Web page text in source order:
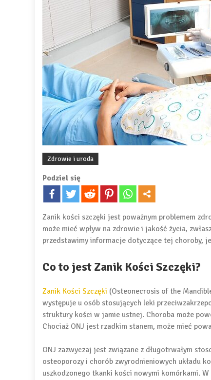
Zdrowie i uroda
Podziel się
Zanik kości szczęki jest poważnym problemem
może mieć wpływ na zdrowie i jakość życia,
przedstawimy informacje dotyczące tej choroby,
Co to jest Zanik Kości Szczęki?
Zanik Kości Szczęki (Osteonecrosis of the
występuje u osób stosujących leki
struktury kości w jamie ustnej. Choroba może
Chociaż ONJ jest rzadkim stanem, może mieć
ONJ zazwyczaj jest związane z długotrwałym
osteoporozy i chorób zwyrodnieniowych układu
uszkodzonego tkanki kości nowymi komórkami.